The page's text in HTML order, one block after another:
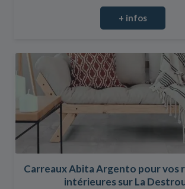
+ infos
Carreaux Abita Argento pour vos
intérieures sur La